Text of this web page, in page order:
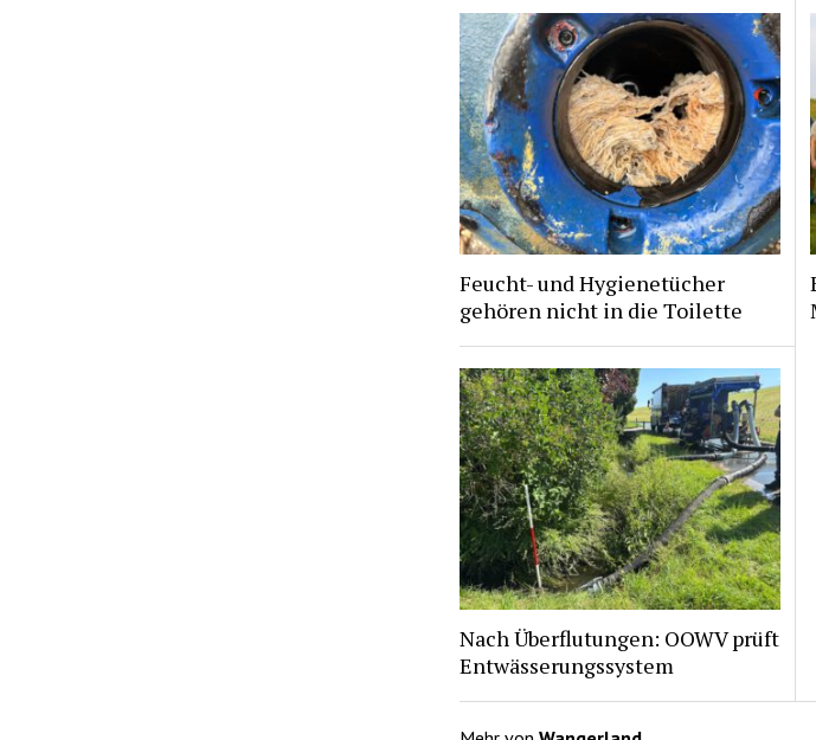
Feucht- und Hygienetücher
gehören nicht in die Toilette
Nach Überflutungen: OOWV prüft
Entwässerungssystem